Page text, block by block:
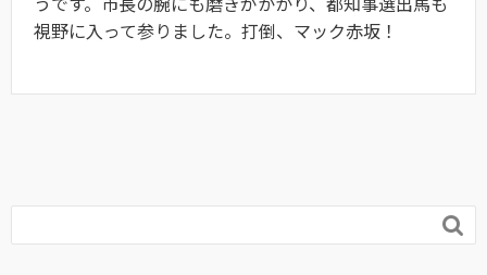
視野に入って参りました。打倒、マック赤坂！
